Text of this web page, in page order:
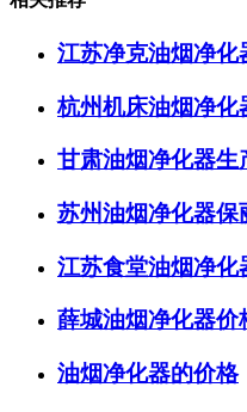
江苏净克油烟净化
杭州机床油烟净化
甘肃油烟净化器生
苏州油烟净化器保
江苏食堂油烟净化
薛城油烟净化器价
油烟净化器的价格